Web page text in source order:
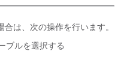
は、次の操作を行います。
ブルを選択する